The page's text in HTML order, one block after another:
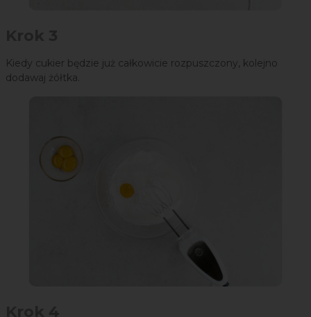
Kiedy cukier będzie już całkowicie rozpuszczony, kolejno
dodawaj żółtka.